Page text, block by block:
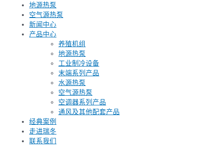
地源热泵
空气源热泵
新闻中心
产品中心
养殖机组
地源热泵
工业制冷设备
末端系列产品
水源热泵
空气源热泵
空调器系列产品
通风及其他配套产品
经典案例
走进瑞冬
联系我们